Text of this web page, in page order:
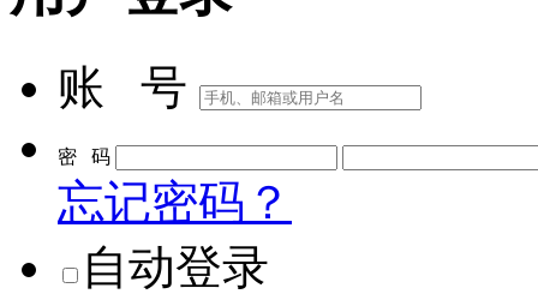
账 号
密 码
忘记密码？
自动登录